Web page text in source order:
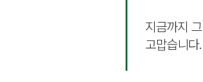
지금까지
고맙습니다.